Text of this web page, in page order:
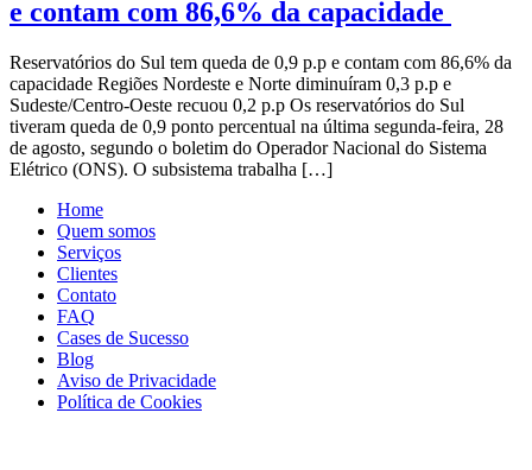
e contam com 86,6% da capacidade
Reservatórios do Sul tem queda de 0,9 p.p e contam com 86,6% da
capacidade Regiões Nordeste e Norte diminuíram 0,3 p.p e
Sudeste/Centro-Oeste recuou 0,2 p.p Os reservatórios do Sul
tiveram queda de 0,9 ponto percentual na última segunda-feira, 28
de agosto, segundo o boletim do Operador Nacional do Sistema
Elétrico (ONS). O subsistema trabalha […]
Home
Quem somos
Serviços
Clientes
Contato
FAQ
Cases de Sucesso
Blog
Aviso de Privacidade
Política de Cookies